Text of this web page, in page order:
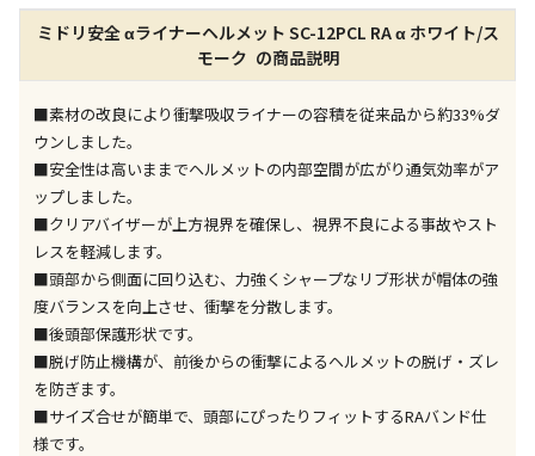
店舗のみで受取できる商品です（宅配便でのお届けが
できません）
※同時購入の商品は、全て同じ店舗での受取となりま
す
特定の店舗のみで受取ができる商品です（宅配便での
お届けができません）
※同時購入の商品は、全て同じ店舗での受取となりま
す
委託業者によりお届けする商品です
※ほか商品との同時購入はできません。お手数です
が、ご購入手続きを分けてお買い求めください
※支払い方法の代金引換は選択できません。
※電話注文はできません。
ません）
ミドリ安全 αライナーヘルメット SC-12PCL RA α ホワイト/ス
モーク の商品説明
■素材の改良により衝撃吸収ライナーの容積を従来品から約33%ダ
ウンしました。
■安全性は高いままでヘルメットの内部空間が広がり通気効率がア
ップしました。
■クリアバイザーが上方視界を確保し、視界不良による事故やスト
レスを軽減します。
■頭部から側面に回り込む、力強くシャープなリブ形状が帽体の強
度バランスを向上させ、衝撃を分散します。
■後頭部保護形状です。
■脱げ防止機構が、前後からの衝撃によるヘルメットの脱げ・ズレ
を防ぎます。
■サイズ合せが簡単で、頭部にぴったりフィットするRAバンド仕
様です。